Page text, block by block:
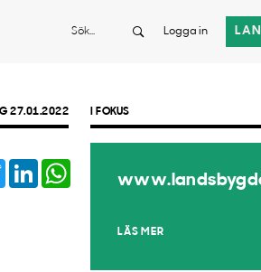
Sök Logga in
27.01.2022
TwitterLinkedIn
I FOKUS
LÄS MER